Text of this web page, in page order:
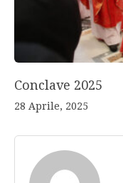
Conclave 2025
28 Aprile, 2025